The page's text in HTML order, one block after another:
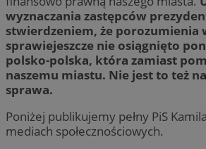
wyznaczania zastępców
stwierdzeniem, że porozumienia
sprawiejeszcze nie osiągnięto
polsko-polska, która zamiast
naszemu miastu. Nie jest to też
sprawa.
Poniżej publikujemy pełny PiS
mediach społecznościowych.